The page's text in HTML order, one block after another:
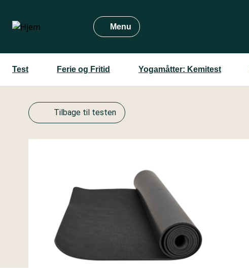
hovedindhold
Menu
Test Ferie og Fritid Yogamåtter: Kemitest
Tilbage til testen